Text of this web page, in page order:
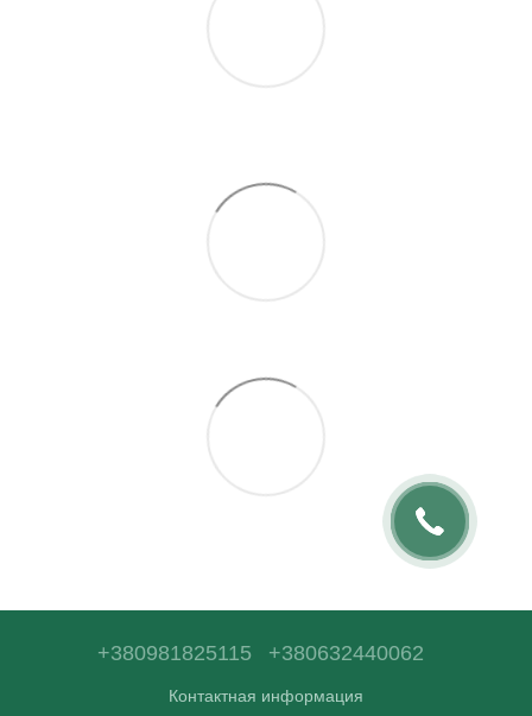
+380981825115 +380632440062
Контактная информация